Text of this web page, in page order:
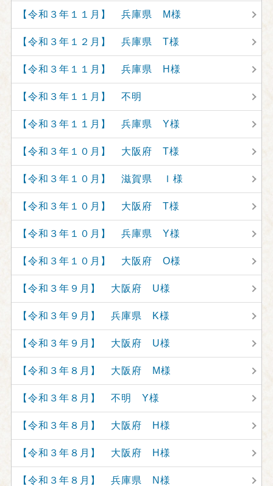
【令和３年１１月】 兵庫県 M様
【令和３年１２月】 兵庫県 T様
【令和３年１１月】 兵庫県 H様
【令和３年１１月】 不明
【令和３年１１月】 兵庫県 Y様
【令和３年１０月】 大阪府 T様
【令和３年１０月】 滋賀県 Ｉ様
【令和３年１０月】 大阪府 T様
【令和３年１０月】 兵庫県 Y様
【令和３年１０月】 大阪府 O様
【令和３年９月】 大阪府 U様
【令和３年９月】 兵庫県 K様
【令和３年９月】 大阪府 U様
【令和３年８月】 大阪府 M様
【令和３年８月】 不明 Y様
【令和３年８月】 大阪府 H様
【令和３年８月】 大阪府 H様
【令和３年８月】 兵庫県 N様